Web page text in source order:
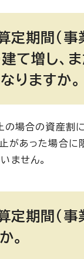
期間（事
て増し、
りますか。
場合の資産割
があった場合
ません。
期間（事
。